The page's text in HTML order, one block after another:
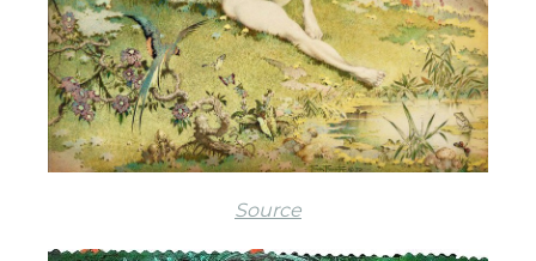
Source